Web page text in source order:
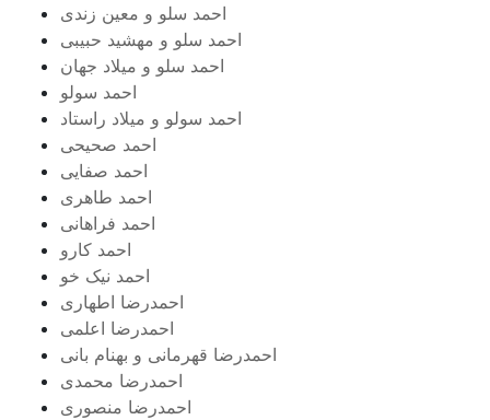
احمد سلو و معین زندی
احمد سلو و مهشید حبیبی
احمد سلو و میلاد جهان
احمد سولو
احمد سولو و میلاد راستاد
احمد صحیحی
احمد صفایی
احمد طاهری
احمد فراهانی
احمد کارو
احمد نیک خو
احمدرضا اطهاری
احمدرضا اعلمی
احمدرضا قهرمانی و بهنام بانی
احمدرضا محمدی
احمدرضا منصوری